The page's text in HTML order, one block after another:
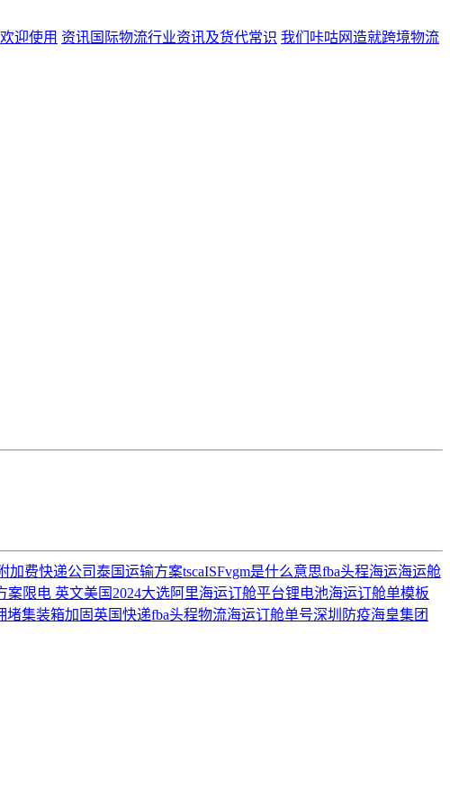
迎使用 资讯国际物流行业资讯及货代常识 我们 咔咕网造就跨境物流
加费快递公司泰国运输方案tscaISFvgm是什么意思fba头程海运海运舱
案限电 英文美国2024大选阿里海运订舱平台锂电池海运订舱单模板
堵集装箱加固 英国快递fba头程物流海运订舱单号深圳防疫海皇集团